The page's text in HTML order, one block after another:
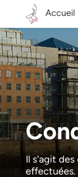
Accueil
Il s'agit des
effectuées.